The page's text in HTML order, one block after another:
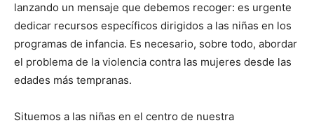
lanzando un mensaje que debemos recoger: es urgente
dedicar recursos específicos dirigidos a las niñas en los
programas de infancia. Es necesario, sobre todo, abordar
el problema de la violencia contra las mujeres desde las
edades más tempranas.
Situemos a las niñas en el centro de nuestra